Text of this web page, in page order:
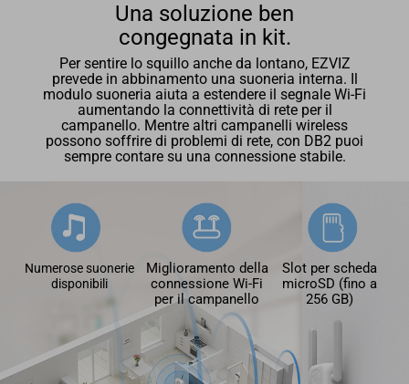
Una soluzione ben
congegnata in kit.
Per sentire lo squillo anche da lontano, EZVIZ
prevede in abbinamento una suoneria interna. Il
modulo suoneria aiuta a estendere il segnale Wi-Fi
aumentando la connettività di rete per il
campanello. Mentre altri campanelli wireless
possono soffrire di problemi di rete, con DB2 puoi
sempre contare su una connessione stabile.
Numerose suonerie
disponibili
Miglioramento della
connessione Wi-Fi
per il campanello
Slot per scheda
microSD (fino a
256 GB)